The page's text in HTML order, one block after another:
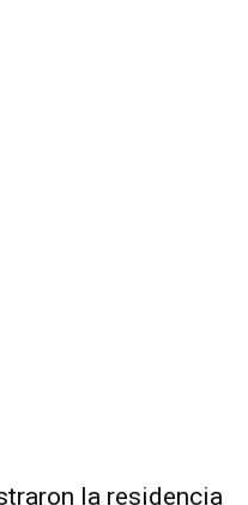
la residencia